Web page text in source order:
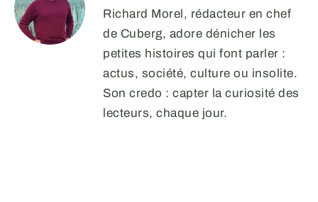
Richard Morel, rédacteur en chef
de Cuberg, adore dénicher les
petites histoires qui font parler :
actus, société, culture ou insolite.
Son credo : capter la curiosité des
lecteurs, chaque jour.